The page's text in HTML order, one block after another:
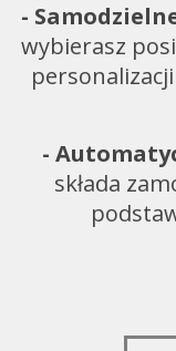
-
wybierasz
-
składa